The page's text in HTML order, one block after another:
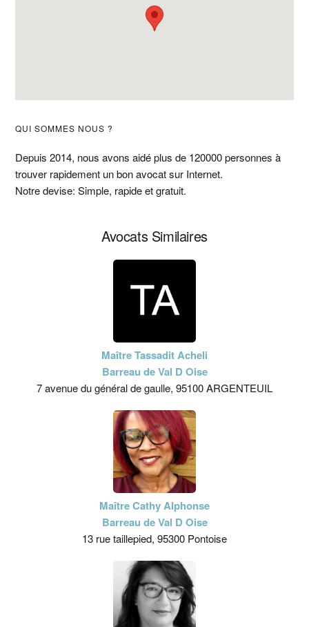
Barre
latérale
principale
QUI SOMMES NOUS ?
Depuis 2014, nous avons aidé plus de 120000 personnes à
trouver rapidement un bon avocat sur Internet.
Notre devise: Simple, rapide et gratuit.
Avocats Similaires
Maître Tassadit Acheli
Barreau de Val D Oise
7 avenue du général de gaulle, 95100 ARGENTEUIL
Maître Cathy Alphonse
Barreau de Val D Oise
13 rue taillepied, 95300 Pontoise